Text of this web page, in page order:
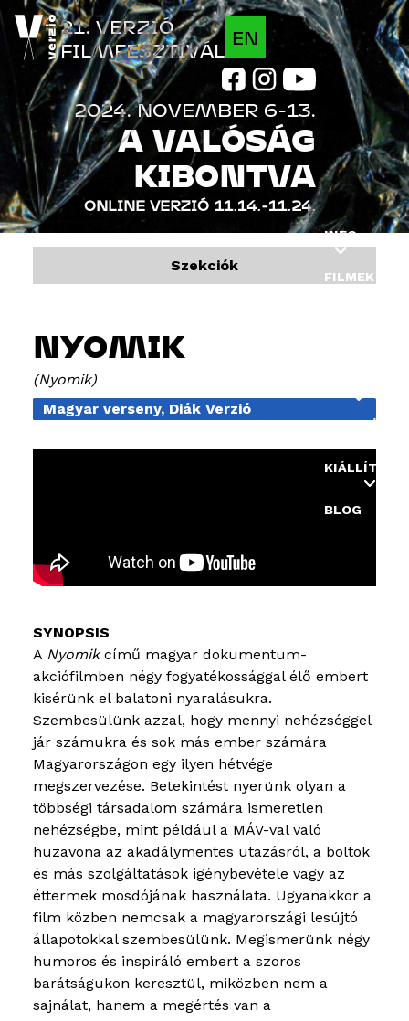
Jump to navigation
INFO
FILMEK
OKTATÁS
BLOG
ONLINE VERZIÓ 11.14.-11.24.
A VALÓSÁG
KIBONTVA
EN
21. VERZIÓ
FILMFESZTIVÁL
2024. NOVEMBER 6-13.
Szekciók
NYOMIK
Nyomik
Magyar verseny, Diák Verzió
A Nyomikcímű magyar dokumentum-
akciófilmben négy fogyatékossággal élő embert
kisérünk el balatoni nyaralásukra.
Szembesülünk azzal, hogy mennyi nehézséggel
jár számukra és sok más ember számára
Magyarországon egy ilyen hétvége
megszervezése. Betekintést nyerünk olyan a
többségi társadalom számára ismeretlen
nehézségbe, mint például a MÁV-val való
huzavona az akadálymentes utazásról, a boltok
és más szolgáltatások igénybevétele vagy az
éttermek mosdójának használata. Ugyanakkor a
film közben nemcsak a magyarországi lesújtó
állapotokkal szembesülünk. Megismerünk négy
humoros és inspiráló embert a szoros
barátságukon keresztül, miközben nem a
sajnálat, hanem a megértés van a